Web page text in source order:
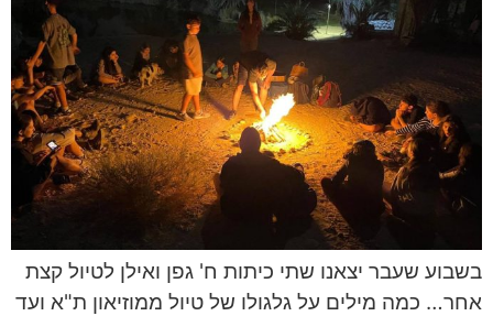
בשבוע שעבר יצאנו שתי כיתות ח' גפן ואילן לטיול קצת
אחר… כמה מילים על גלגולו של טיול ממוזיאון ת"א ועד